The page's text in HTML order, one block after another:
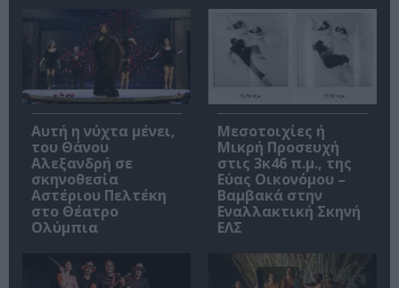
Αυτή η νύχτα μένει,
του Θάνου
Αλεξανδρή σε
σκηνοθεσία
Αστέριου Πελτέκη
στο Θέατρο
Ολύμπια
Μεσοτοιχίες ή
Μικρή Προσευχή
στις 3κ46 π.μ., της
Εύας Οικονόμου –
Βαμβακά στην
Εναλλακτική Σκηνή
ΕΛΣ